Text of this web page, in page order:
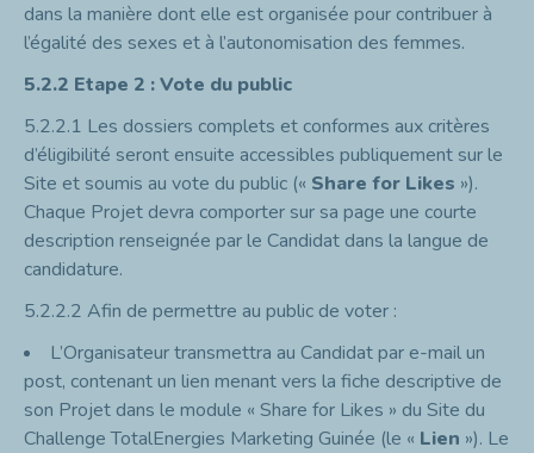
dans la manière dont elle est organisée pour contribuer à
l’égalité des sexes et à l’autonomisation des femmes.
5.2.2 Etape 2 : Vote du public
5.2.2.1 Les dossiers complets et conformes aux critères
d’éligibilité seront ensuite accessibles publiquement sur le
Site et soumis au vote du public (« Share for Likes »).
Chaque Projet devra comporter sur sa page une courte
description renseignée par le Candidat dans la langue de
candidature.
5.2.2.2 Afin de permettre au public de voter :
L’Organisateur transmettra au Candidat par e-mail un
post, contenant un lien menant vers la fiche descriptive de
son Projet dans le module « Share for Likes » du Site du
Challenge TotalEnergies Marketing Guinée (le « Lien »). Le